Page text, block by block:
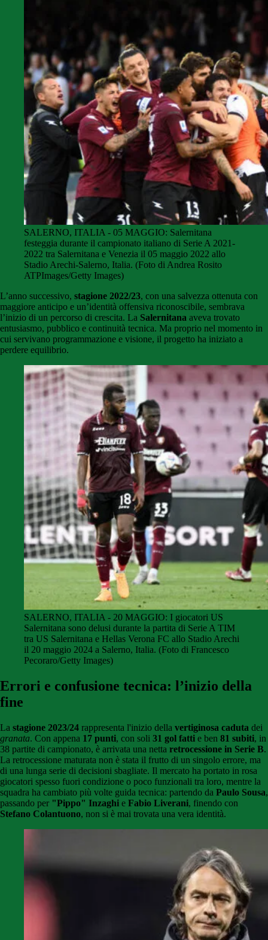
SALERNO, ITALIA - 05 MAGGIO: Salernitana
festeggia durante il campionato italiano di Serie A 2021-
2022 tra Salernitana e Venezia il 05 maggio 2022 allo
Stadio Arechi-Salerno, Italia. (Foto di Andrea Rosito
ATPImages/Getty Images)
L’anno successivo, stagione 2022/23, con una salvezza ottenuta con
maggiore anticipo e un’identità offensiva riconoscibile, sembrava
l’inizio di un percorso di crescita. La Salernitana aveva trovato
entusiasmo, pubblico e continuità tecnica. Ma proprio nel momento in
cui servivano programmazione e visione, il progetto ha iniziato a
perdere equilibrio.
SALERNO, ITALIA - 20 MAGGIO: I giocatori US
Salernitana sono delusi durante la partita di Serie A TIM
tra US Salernitana e Hellas Verona FC allo Stadio Arechi
il 20 maggio 2024 a Salerno, Italia. (Foto di Francesco
Pecoraro/Getty Images)
Errori e confusione tecnica: l’inizio della
fine
La stagione 2023/24 rappresenta l'inizio della vertiginosa caduta dei
granata. Con appena 17 punti, con soli 31 gol fatti e ben 81 subiti, in
38 partite di campionato, è arrivata una netta retrocessione in Serie B.
La retrocessione maturata non è stata il frutto di un singolo errore, ma
di una lunga serie di decisioni sbagliate. Il mercato ha portato in rosa
giocatori spesso fuori condizione o poco funzionali tra loro, mentre la
squadra ha cambiato più volte guida tecnica: partendo da Paulo Sousa,
passando per "Pippo" Inzaghi e Fabio Liverani, finendo con
Stefano Colantuono, non si è mai trovata una vera identità.